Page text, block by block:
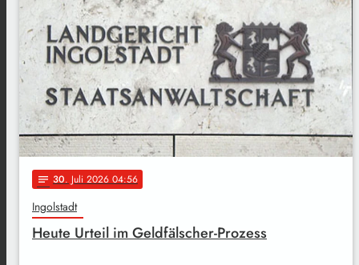
notes 30. Juli 2026 04:56
Ingolstadt
Heute Urteil im Geldfälscher-Prozess